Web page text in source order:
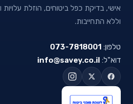
אישי, בדיקת כפל ביטוחים, הוזלת
וללא התחייבות.
טלפון: 073-7818001
דוא"ל: info@savey.co.il